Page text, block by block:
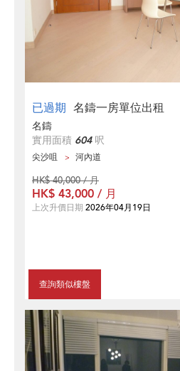
已過期 名鑄一房單位出租
名鑄
實用面積 604呎
尖沙咀 河內道
查詢類似樓盤
HK$ 40,000 / 月
HK$ 43,000 / 月
上次升價日期 2026年04月19日